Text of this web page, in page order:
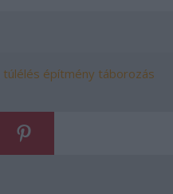
túlélés építmény táborozás